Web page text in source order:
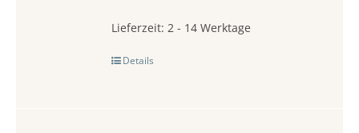
Lieferzeit:2 - 14 Werktage
Details